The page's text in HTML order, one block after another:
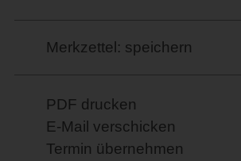
Merkzettel: speichern
PDF drucken
E-Mail verschicken
Termin übernehmen